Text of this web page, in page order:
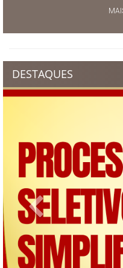
DESTAQUES
Previous